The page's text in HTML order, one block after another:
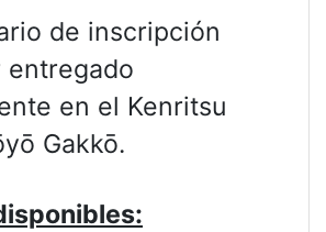
de inscripción
entregado
en el Kenritsu
Gakkō.